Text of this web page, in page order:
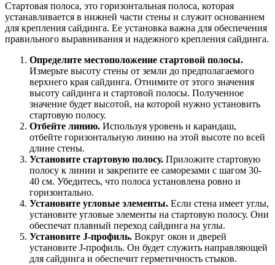
Стартовая полоса, это горизонтальная полоса, которая
устанавливается в нижней части стены и служит основанием
для крепления сайдинга. Ее установка важна для обеспечения
правильного выравнивания и надежного крепления сайдинга.
Определите местоположение стартовой полосы.
Измерьте высоту стены от земли до предполагаемого
верхнего края сайдинга. Отнимите от этого значения
высоту сайдинга и стартовой полосы. Полученное
значение будет высотой, на которой нужно установить
стартовую полосу.
Отбейте линию. Используя уровень и карандаш,
отбейте горизонтальную линию на этой высоте по всей
длине стены.
Установите стартовую полосу. Приложите стартовую
полосу к линии и закрепите ее саморезами с шагом 30-
40 см. Убедитесь, что полоса установлена ровно и
горизонтально.
Установите угловые элементы. Если стена имеет углы,
установите угловые элементы на стартовую полосу. Они
обеспечат плавный переход сайдинга на углы.
Установите J-профиль. Вокруг окон и дверей
установите J-профиль. Он будет служить направляющей
для сайдинга и обеспечит герметичность стыков.